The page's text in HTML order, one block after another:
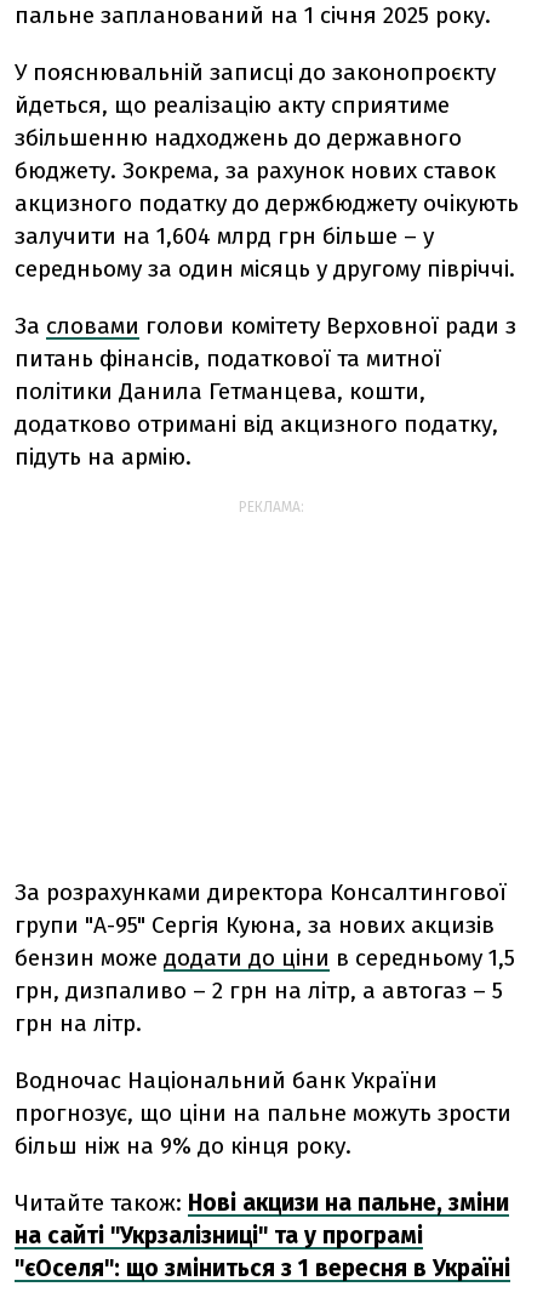
пальне запланований на 1 січня 2025 року.
У пояснювальній записці до законопроєкту
йдеться, що реалізацію акту сприятиме
збільшенню надходжень до державного
бюджету. Зокрема, за рахунок нових ставок
акцизного податку до держбюджету очікують
залучити на 1,604 млрд грн більше – у
середньому за один місяць у другому півріччі.
За словами голови комітету Верховної ради з
питань фінансів, податкової та митної
політики Данила Гетманцева, кошти,
додатково отримані від акцизного податку,
підуть на армію.
РЕКЛАМА:
За розрахунками директора Консалтингової
групи "А-95" Сергія Куюна, за нових акцизів
бензин може додати до ціни в середньому 1,5
грн, дизпаливо – 2 грн на літр, а автогаз – 5
грн на літр.
Водночас Національний банк України
прогнозує, що ціни на пальне можуть зрости
більш ніж на 9% до кінця року.
Читайте також: Нові акцизи на пальне, зміни
на сайті "Укрзалізниці" та у програмі
"єОселя": що зміниться з 1 вересня в Україні